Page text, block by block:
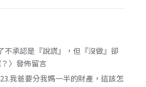
不承認是『說謊』，但『沒做』卻
〉發佈留言
我爸要分我媽一半的財產，這該怎